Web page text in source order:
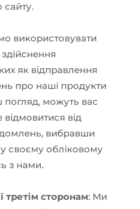
сайту.
використовувати
як відправлення
про наші продукти
погляд, можуть вас
від
вибравши
у своєму обліковому
з нами.
третім сторонам: Ми